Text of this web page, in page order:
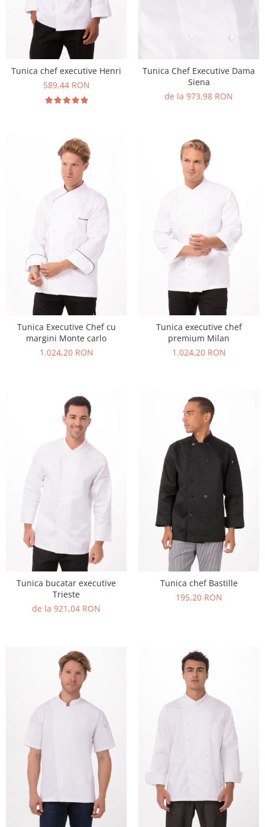
Tunica chef executive Henri
589,44 RON
Tunica Chef Executive Dama
Siena
de la 973,98 RON
Tunica Executive Chef cu
margini Monte carlo
1.024,20 RON
Tunica executive chef
premium Milan
1.024,20 RON
Tunica bucatar executive
Trieste
de la 921,04 RON
Tunica chef Bastille
195,20 RON